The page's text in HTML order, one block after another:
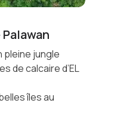
pleine jungle
de calcaire d’EL
îles au